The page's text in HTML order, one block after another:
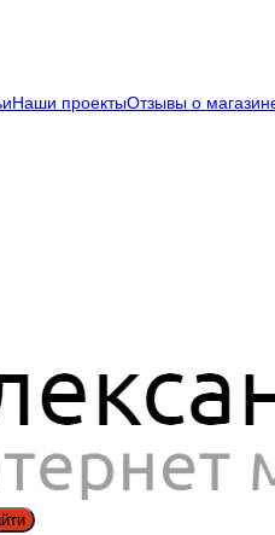
Наши проектыОтзывы о